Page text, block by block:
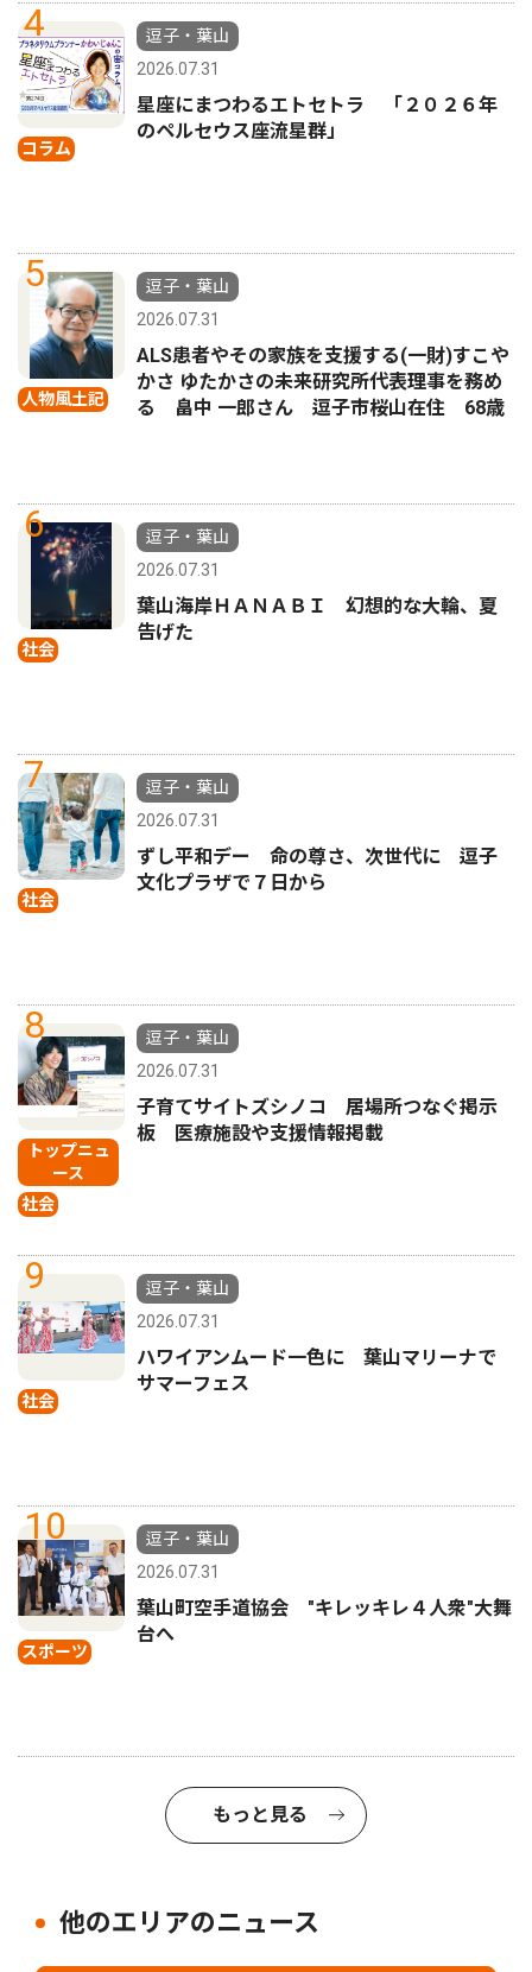
4
コラム
逗子・葉山
2026.07.31
星座にまつわるエトセトラ 「２０２６年
のペルセウス座流星群」
5
人物風土記
逗子・葉山
2026.07.31
ALS患者やその家族を支援する(一財)すこや
かさ ゆたかさの未来研究所代表理事を務め
る 畠中 一郎さん 逗子市桜山在住 68歳
6
社会
逗子・葉山
2026.07.31
葉山海岸ＨＡＮＡＢＩ 幻想的な大輪、夏
告げた
7
社会
逗子・葉山
2026.07.31
ずし平和デー 命の尊さ、次世代に 逗子
文化プラザで７日から
8
トップニュ
ース
社会
逗子・葉山
2026.07.31
子育てサイトズシノコ 居場所つなぐ掲示
板 医療施設や支援情報掲載
9
社会
逗子・葉山
2026.07.31
ハワイアンムード一色に 葉山マリーナで
サマーフェス
10
スポーツ
逗子・葉山
2026.07.31
葉山町空手道協会 "キレッキレ４人衆"大舞
台へ
もっと見る
他のエリアのニュース